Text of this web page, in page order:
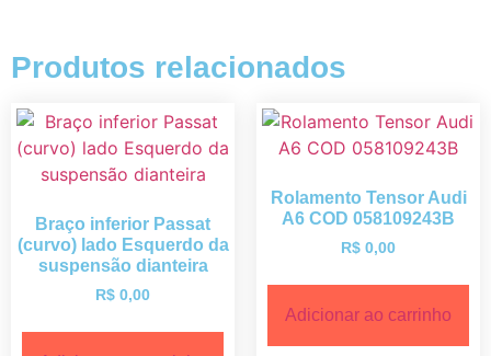
Produtos relacionados
Braço inferior Passat
(curvo) lado Esquerdo da
suspensão dianteira
R$ 0,00
Rolamento Tensor Audi
A6 COD 058109243B
R$ 0,00
Adicionar ao carrinho